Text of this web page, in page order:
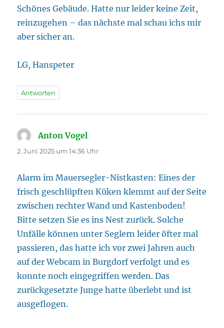
Schönes Gebäude. Hatte nur leider keine Zeit,
reinzugehen – das nächste mal schau ichs mir
aber sicher an.
LG, Hanspeter
Antworten
Anton Vogel
2. Juni 2025 um 14:36 Uhr
Alarm im Mauersegler-Nistkasten: Eines der
frisch geschlüpften Küken klemmt auf der Seite
zwischen rechter Wand und Kastenboden!
Bitte setzen Sie es ins Nest zurück. Solche
Unfälle können unter Seglern leider öfter mal
passieren, das hatte ich vor zwei Jahren auch
auf der Webcam in Burgdorf verfolgt und es
konnte noch eingegriffen werden. Das
zurückgesetzte Junge hatte überlebt und ist
ausgeflogen.